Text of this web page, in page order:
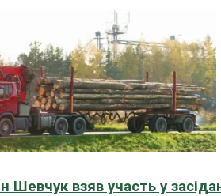
Шевчук взяв участь у